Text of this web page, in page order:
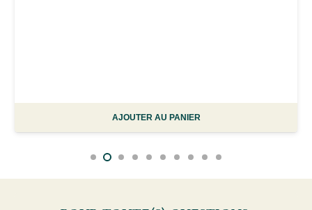
AJOUTER AU PANIER